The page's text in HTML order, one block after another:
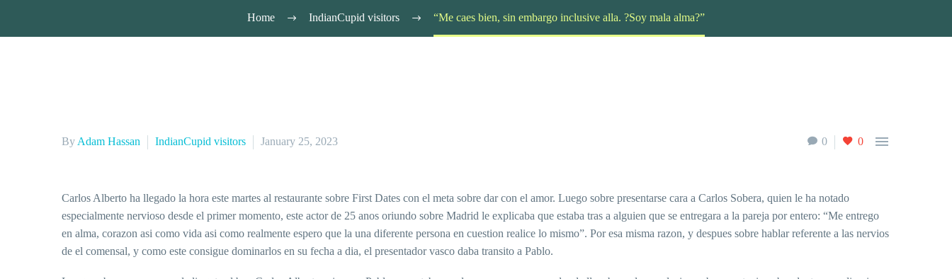
Home IndianCupid visitors “Me caes bien, sin embargo inclusive alla. ?Soy mala alma?”
0 0 
By Adam Hassan IndianCupid visitors January 25, 2023
Carlos Alberto ha llegado la hora este martes al restaurante sobre First Dates con el meta sobre dar con el amor. Luego sobre presentarse cara a Carlos Sobera, quien le ha notado
especialmente nervioso desde el primer momento, este actor de 25 anos oriundo sobre Madrid le explicaba que estaba tras a alguien que se entregara a la pareja por entero: “Me entrego
en alma, corazon asi­ como vida asi­ como realmente espero que la una diferente persona en cuestion realice lo mismo”. Por esa misma razon, y despues sobre hablar referente a las nervios
de el comensal, y como este consigue dominarlos en su fecha a dia, el presentador vasco daba transito a Pablo.